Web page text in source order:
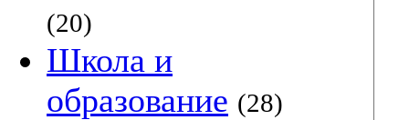
(20)
Школа и
образование (28)